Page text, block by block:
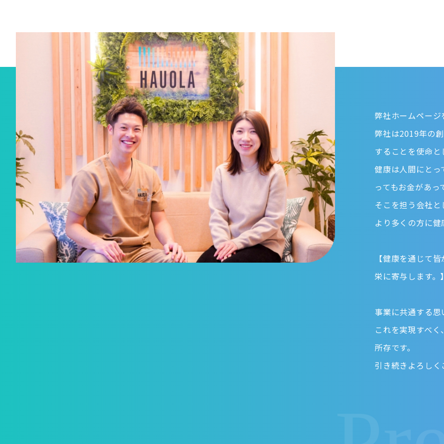
弊社ホームページ
弊社は2019年の
することを使命と
健康は人間にと
ってもお金があっ
そこを担う会社
より多くの方に健
【健康を通じて
栄に寄与します。】
事業に共通する思
これを実現すべ
所存です。
引き続きよろしく